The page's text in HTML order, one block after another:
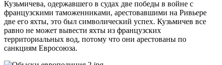
Кузьмичева, одержавшего в судах две победы в войне с
французскими таможенниками, арестовавшими на Ривьере
две его яхты, это был символический успех. Кузьмичев все
равно не может вывести яхты из французских
территориальных вод, потому что они арестованы по
санкциям Евросоюза.